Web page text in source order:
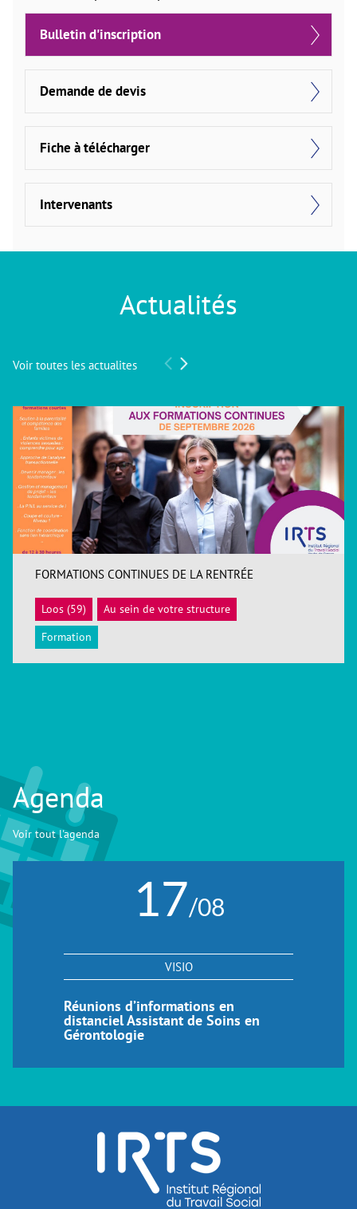
Bulletin d'inscription
Demande de devis
Fiche à télécharger
Intervenants
Actualités
Voir toutes les actualites
ACCÉDER
FORMATIONS CONTINUES DE LA RENTRÉE
Loos (59)
Au sein de votre structure
Formation
Agenda
Voir tout l'agenda
17/08
VISIO
Réunions d’informations en
distanciel Assistant de Soins en
Gérontologie